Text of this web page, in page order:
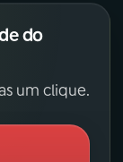
do
um clique.